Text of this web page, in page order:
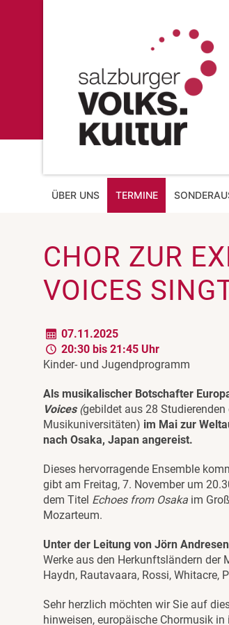
ÜBER UNS TERMINE
CHOR ZUR
VOICES
07.11.2025
20:30 bis 21:45 Uhr
Kinder- und Jugendprogramm
Als musikalischer Botschafter
Voices(gebildet aus 28 Studierenden
Musikuniversitäten) im Mai zur
nach Osaka, Japan angereist.
Dieses hervorragende Ensemble
gibt am Freitag, 7. November um
dem Titel Echoes from Osaka im
Mozarteum.
Unter der Leitung von Jörn Andresen
Werke aus den Herkunftsländern der
Haydn, Rautavaara, Rossi, Whitacre,
Sehr herzlich möchten wir Sie auf
hinweisen, europäische Chormusik in